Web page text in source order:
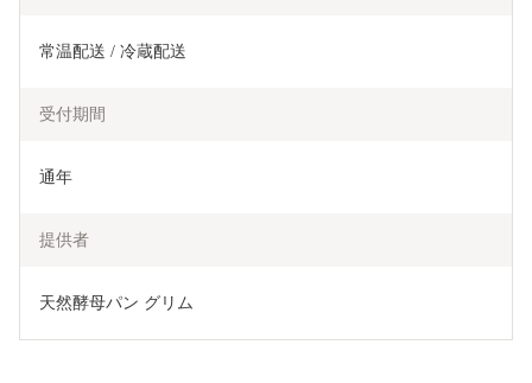
常温配送 / 冷蔵配送
受付期間
通年
提供者
天然酵母パン グリム